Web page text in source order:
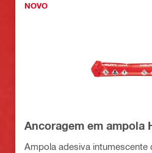
NOVO
Ancoragem em ampola
Ampola adesiva intumescente